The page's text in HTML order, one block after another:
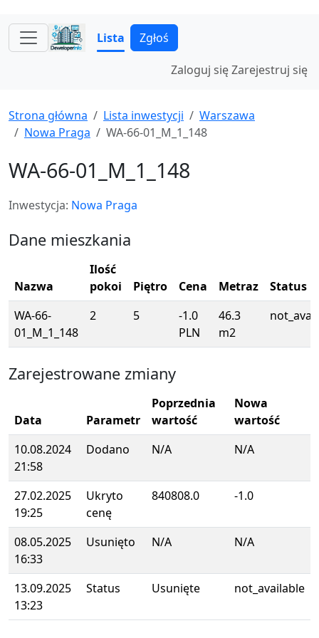
Lista Zgłoś
Zaloguj sięZarejestruj się
Strona główna Lista inwestycji
Warszawa
Nowa Praga
WA-66-01_M_1_148
WA-66-01_M_1_148
Inwestycja: Nowa Praga
Dane mieszkania
Nazwa
Ilość
pokoi
Piętro Cena Metraz
Status
WA-66-
01_M_1_148
2 5
-1.0
PLN
46.3
m2
Zarejestrowane zmiany
Data Parametr
Poprzednia
wartość
Nowa
wartość
10.08.2024
21:58
Dodano N/A N/A
27.02.2025
19:25
Ukryto
cenę
840808.0 -1.0
08.05.2025
16:33
Usunięto N/A N/A
13.09.2025
13:23
Status Usunięte not_available